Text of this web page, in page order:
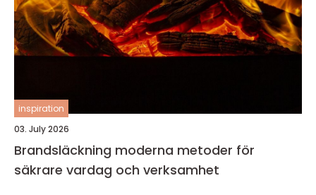
inspiration
03. July 2026
Brandsläckning moderna metoder för
säkrare vardag och verksamhet